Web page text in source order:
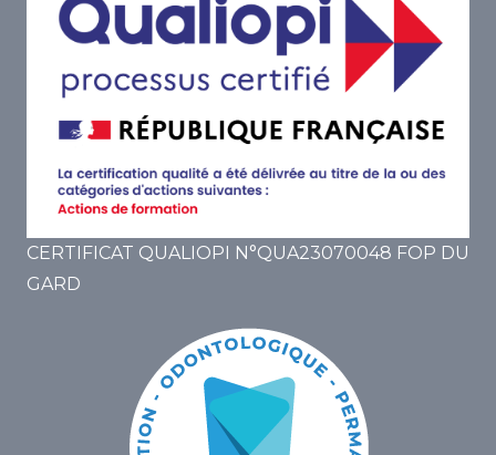
CERTIFICAT QUALIOPI N°QUA23070048 FOP DU
GARD